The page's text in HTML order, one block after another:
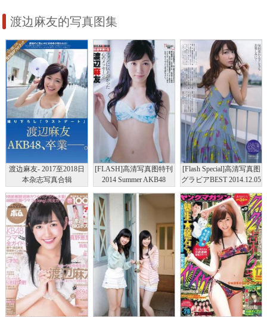
渡边麻友的写真图集
渡边麻友- 2017至2018日
本杂志写真合辑
[FLASH]高清写真图特刊
2014 Summer AKB48
[Flash Special]高清写真图
グラビアBEST 2014.12.05
由紀 入山杏奈 山本彩 渡
辺美優紀 小嶋真子